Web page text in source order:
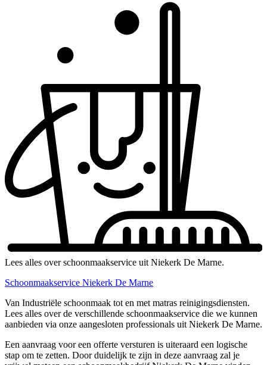
Lees alles over schoonmaakservice uit Niekerk De Marne.
Schoonmaakservice Niekerk De Marne
Van Industriële schoonmaak tot en met matras reinigingsdiensten.
Lees alles over de verschillende schoonmaakservice die we kunnen
aanbieden via onze aangesloten professionals uit Niekerk De Marne.
Een aanvraag voor een offerte versturen is uiteraard een logische
stap om te zetten. Door duidelijk te zijn in deze aanvraag zal je